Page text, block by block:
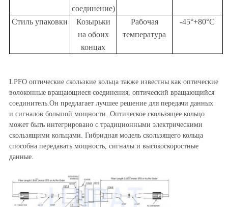
соединение)
Стиль упаковки
Козырьки
на обоих
концах
Рабочая
температура
-45°+80°С
LPFO оптические скользкие кольца также известны как оптические
волоконные вращающиеся соединения, оптический вращающийся
соединитель.Он предлагает лучшее решение для передачи данных
и сигналов большой мощности. Оптическое скользящее кольцо
может быть интегрировано с традиционными электрическими
скользящими кольцами. Гибридная модель скользящего кольца
способна передавать мощность, сигналы и высокоскоростные
данные.